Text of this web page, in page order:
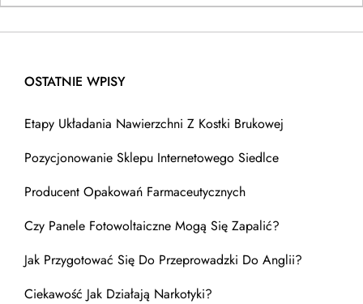
OSTATNIE WPISY
Etapy Układania Nawierzchni Z Kostki Brukowej
Pozycjonowanie Sklepu Internetowego Siedlce
Producent Opakowań Farmaceutycznych
Czy Panele Fotowoltaiczne Mogą Się Zapalić?
Jak Przygotować Się Do Przeprowadzki Do Anglii?
Ciekawość Jak Działają Narkotyki?